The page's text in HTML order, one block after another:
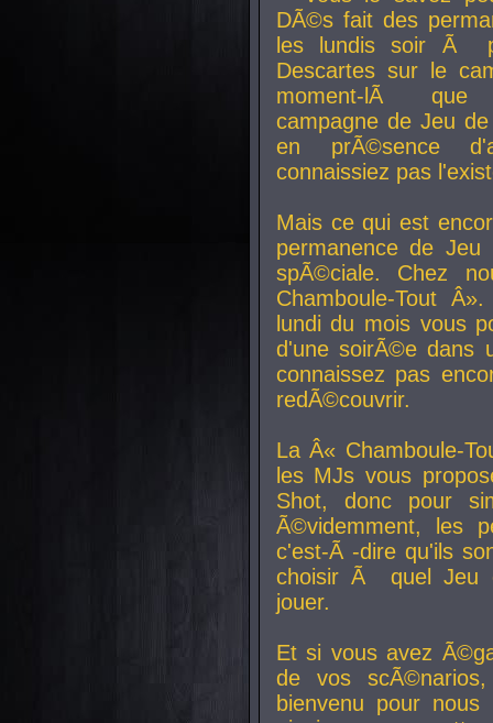
DÃ©s fait des
les lundis soir Ã
Descartes sur le
moment-lÃ que
campagne de Jeu
en prÃ©sence
connaissiez pas
Mais ce qui est
permanence de
spÃ©ciale. Chez
Chamboule-Tout
lundi du mois vous
d'une soirÃ©e dans
connaissez pas
redÃ©couvrir.
La Â« Chamboule-
les MJs vous
Shot, donc pour
Ã©videmment, les
c'est-Ã -dire qu'ils
choisir Ã quel Jeu
jouer.
Et si vous avez
de vos
bienvenu pour